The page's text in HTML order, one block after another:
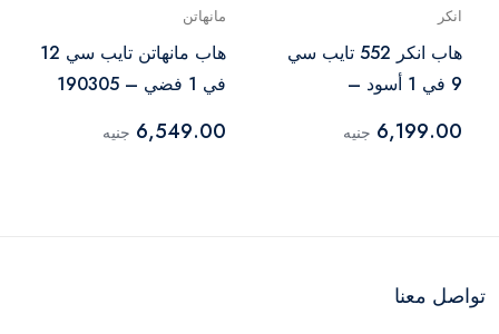
انكر
هاب انكر 552 تايب سي
9 في 1 أسود –
6,199.00 جنيه
مانهاتن
هاب مانهاتن تايب سي 12
في 1 فضي – 190305
6,549.00 جنيه
تواصل معنا